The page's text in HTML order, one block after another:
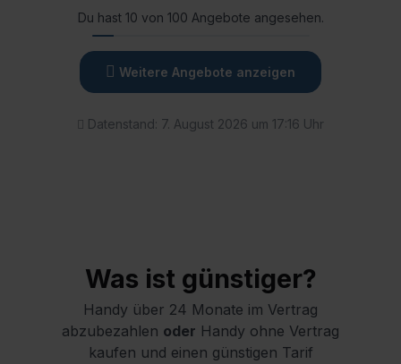
Du hast 10 von 100 Angebote angesehen.
Weitere Angebote anzeigen
Datenstand: 7. August 2026 um 17:16 Uhr
Was ist günstiger?
Handy über 24 Monate im Vertrag
abzubezahlen oder Handy ohne Vertrag
kaufen und einen günstigen Tarif